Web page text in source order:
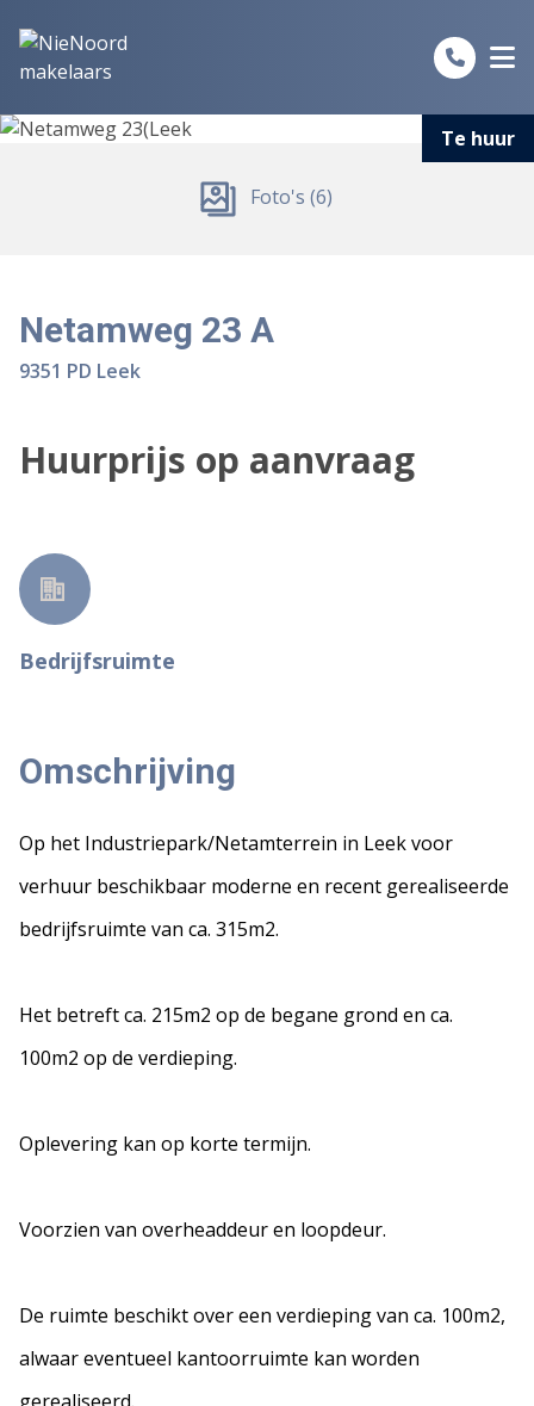
Te huur
Foto's (6)
Netamweg 23 A
9351 PD Leek
Huurprijs op aanvraag
Bedrijfsruimte
Omschrijving
Op het Industriepark/Netamterrein in Leek voor
verhuur beschikbaar moderne en recent gerealiseerde
bedrijfsruimte van ca. 315m2.
Het betreft ca. 215m2 op de begane grond en ca.
100m2 op de verdieping.
Oplevering kan op korte termijn.
Voorzien van overheaddeur en loopdeur.
De ruimte beschikt over een verdieping van ca. 100m2,
alwaar eventueel kantoorruimte kan worden